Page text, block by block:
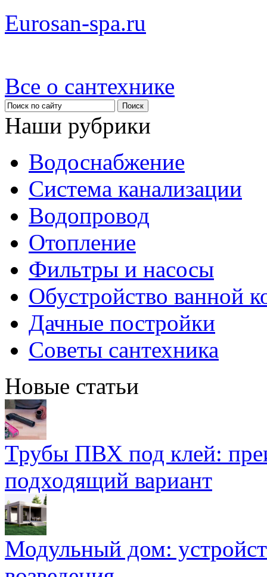
Eurosan-spa.ru
Все о сантехнике
Наши рубрики
Водоснабжение
Система канализации
Водопровод
Отопление
Фильтры и насосы
Обустройство ванной
Дачные постройки
Советы сантехника
Новые статьи
Трубы ПВХ под клей:
подходящий вариант
Модульный дом: